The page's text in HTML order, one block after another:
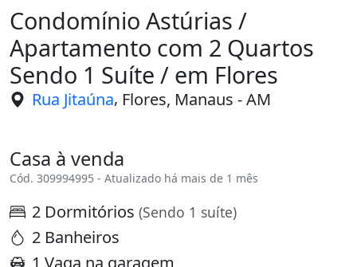
Condomínio Astúrias /
Apartamento com 2 Quartos
Sendo 1 Suíte / em Flores
Rua Jitaúna, Flores, Manaus - AM
Casa à venda
Cód. 309994995 - Atualizado há mais de 1 mês
2 Dormitórios (Sendo 1 suíte)
2 Banheiros
1 Vaga na garagem